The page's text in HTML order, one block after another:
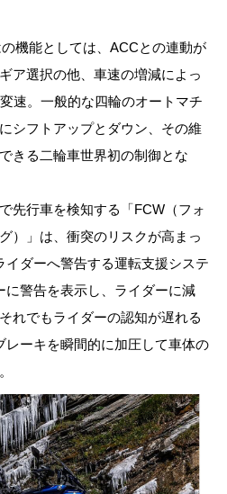
機能としては、ACCとの連動が
ア選択の他、車速の増減によっ
速。一般的な四輪のオートマチ
シフトアップとダウン、その維
きる二輪車世界初の制御とな
先行車を検知する「FCW（フォ
）」は、衝突のリスクが高まっ
イダーへ警告する運転支援システ
に警告を表示し、ライダーに減
れでもライダーの認知が遅れる
レーキを瞬間的に加圧して車体の